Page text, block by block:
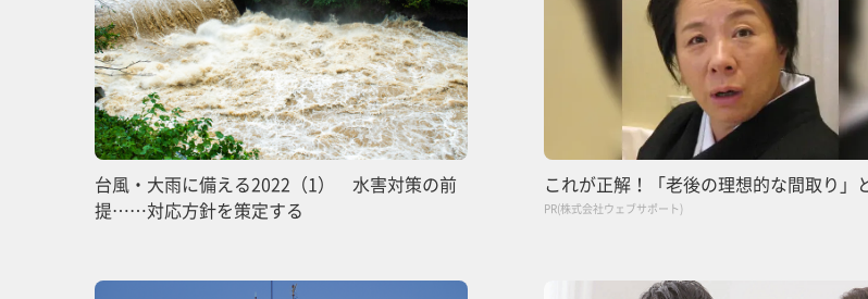
台風・大雨に備える2022（1） 水害対策の前
提……対応方針を策定する
これが正解！「老後の理想的な間取り」
PR(株式会社ウェブサポート)